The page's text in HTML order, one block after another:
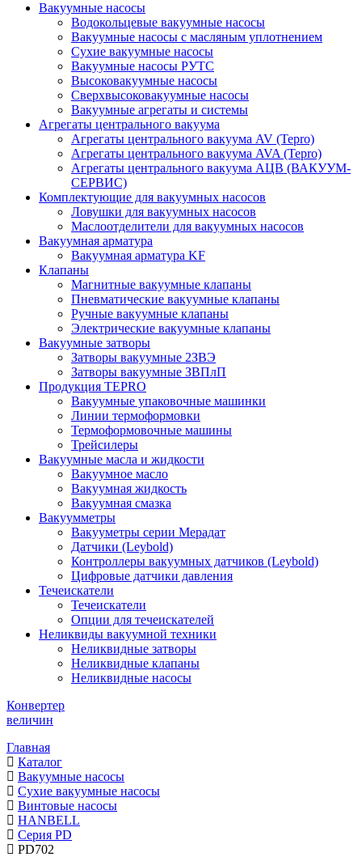
Вакуумные насосы
Водокольцевые вакуумные насосы
Вакуумные насосы с масляным уплотнением
Сухие вакуумные насосы
Вакуумные насосы РУТС
Высоковакуумные насосы
Сверхвысоковакуумные насосы
Вакуумные агрегаты и системы
Агрегаты центрального вакуума
Агрегаты центрального вакуума AV (Tepro)
Агрегаты центрального вакуума AVA (Tepro)
Агрегаты центрального вакуума АЦВ (ВАКУУМ-
СЕРВИС)
Комплектующие для вакуумных насосов
Ловушки для вакуумных насосов
Маслоотделители для вакуумных насосов
Вакуумная арматура
Вакуумная арматура KF
Клапаны
Магнитные вакуумные клапаны
Пневматические вакуумные клапаны
Ручные вакуумные клапаны
Электрические вакуумные клапаны
Вакуумные затворы
Затворы вакуумные 2ЗВЭ
Затворы вакуумные ЗВПлП
Продукция TEPRO
Вакуумные упаковочные машинки
Линии термоформовки
Термоформовочные машины
Трейсилеры
Вакуумные масла и жидкости
Вакуумное масло
Вакуумная жидкость
Вакуумная смазка
Вакуумметры
Вакууметры серии Мерадат
Датчики (Leybold)
Контроллеры вакуумных датчиков (Leybold)
Цифровые датчики давления
Течеискатели
Течеискатели
Опции для течеискателей
Неликвиды вакуумной техники
Неликвидные затворы
Неликвидные клапаны
Неликвидные насосы
Конвертер
величин
Главная
Каталог
Вакуумные насосы
Сухие вакуумные насосы
Винтовые насосы
HANBELL
Серия PD
PD702